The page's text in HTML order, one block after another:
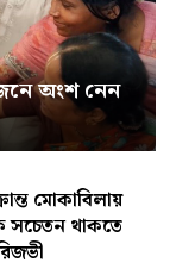
অংশ নেন
মোকাবিলায়
সচেতন থাকতে